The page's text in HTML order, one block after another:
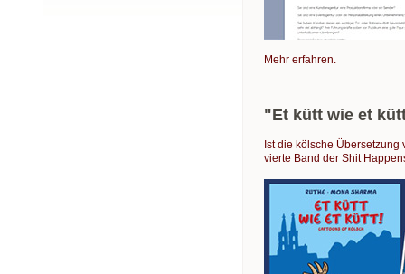
Mehr erfahren.
"Et kütt wie et
Ist die kölsche
vierte Band der Shit